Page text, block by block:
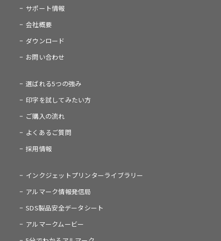
サポート情報
会社概要
ダウンロード
お問い合わせ
選ばれる5つの強み
印字を試してみたい方
ご購入の流れ
よくあるご質問
採用情報
インクジェットプリンターライブラリー
アルマーク情報発信局
SDS製品安全データシート
アルマークムービー